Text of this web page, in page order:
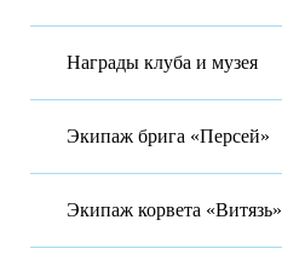
Награды клуба и музея
Экипаж брига «Персей»
Экипаж корвета «Витязь»